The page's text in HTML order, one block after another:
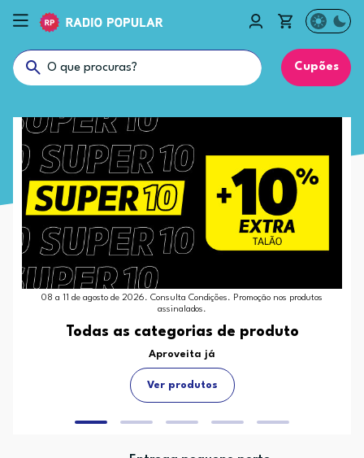
Cupões
08 a 11 de agosto de 2026. Consulta Condições. Promoção nos produtos
assinalados.
Todas as categorias de produto
Aproveita já
Ver produtos